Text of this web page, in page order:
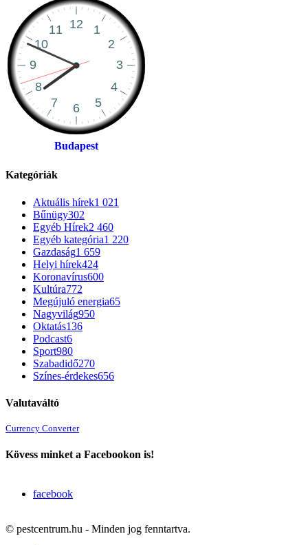
Budapest
Kategóriák
Aktuális hírek1 021
Bűnügy302
Egyéb Hírek2 460
Egyéb kategória1 220
Gazdaság1 659
Helyi hírek424
Koronavírus600
Kultúra772
Megújuló energia65
Nagyvilág950
Oktatás136
Podcast6
Sport980
Szabadidő270
Színes-érdekes656
Valutaváltó
Currency Converter
Kövess minket a Facebookon is!
facebook
© pestcentrum.hu - Minden jog fenntartva.